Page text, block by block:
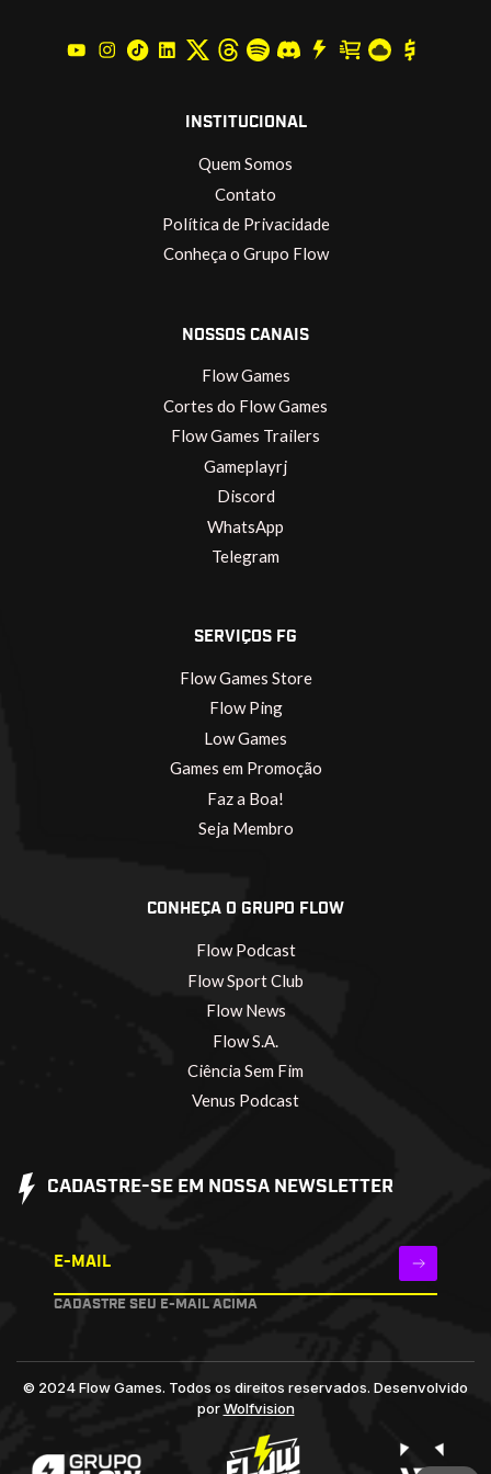
INSTITUCIONAL
Quem Somos
Contato
Política de Privacidade
Conheça o Grupo Flow
NOSSOS CANAIS
Flow Games
Cortes do Flow Games
Flow Games Trailers
Gameplayrj
Discord
WhatsApp
Telegram
SERVIÇOS FG
Flow Games Store
Flow Ping
Low Games
Games em Promoção
Faz a Boa!
Seja Membro
CONHEÇA O GRUPO FLOW
Flow Podcast
Flow Sport Club
Flow News
Flow S.A.
Ciência Sem Fim
Venus Podcast
CADASTRE-SE EM NOSSA NEWSLETTER
E-MAIL
CADASTRE SEU E-MAIL ACIMA
© 2024 Flow Games. Todos os direitos reservados. Desenvolvido
porWolfvision